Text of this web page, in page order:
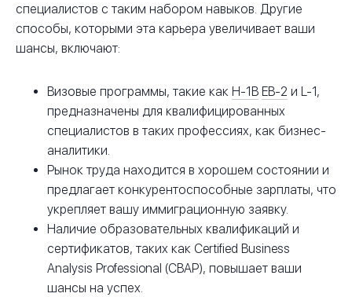
специалистов с таким набором навыков. Другие
способы, которыми эта карьера увеличивает ваши
шансы, включают:
Визовые программы, такие как H-1B EB-2 и L-1,
предназначены для квалифицированных
специалистов в таких профессиях, как бизнес-
аналитики.
Рынок труда находится в хорошем состоянии и
предлагает конкурентоспособные зарплаты, что
укрепляет вашу иммиграционную заявку.
Наличие образовательных квалификаций и
сертификатов, таких как Certified Business
Analysis Professional (CBAP), повышает ваши
шансы на успех.